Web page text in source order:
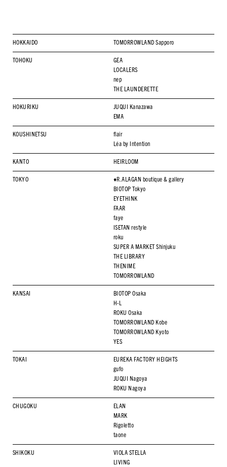
HOKKAIDO TOMORROWLAND Sapporo
TOHOKU
GEA
LOCALERS
nep
THE LAUNDERETTE
HOKURIKU
JUQUI Kanazawa
EMA
KOUSHINETSU
flair
Léa by Intention
KANTO HEIRLOOM
TOKYO
♦︎R.ALAGAN boutique & gallery
BIOTOP Tokyo
EYETHINK
FAAR
faye
ISETAN restyle
roku
SUPER A MARKET Shinjuku
THE LIBRARY
THENIME
TOMORROWLAND
KANSAI
BIOTOP Osaka
H-L
ROKU Osaka
TOMORROWLAND Kobe
TOMORROWLAND Kyoto
YES
TOKAI
EUREKA FACTORY HEIGHTS
gufo
JUQUI Nagoya
ROKU Nagoya
CHUGOKU
ELAN
MARK
Rigoletto
taone
SHIKOKU
VIOLA STELLA
LIVING